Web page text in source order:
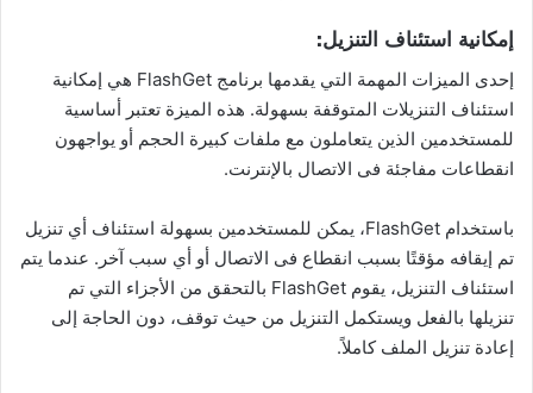
إمكانية استئناف التنزيل:
إحدى الميزات المهمة التي يقدمها برنامج FlashGet هي إمكانية
استئناف التنزيلات المتوقفة بسهولة. هذه الميزة تعتبر أساسية
للمستخدمين الذين يتعاملون مع ملفات كبيرة الحجم أو يواجهون
انقطاعات مفاجئة فى الاتصال بالإنترنت.
باستخدام FlashGet، يمكن للمستخدمين بسهولة استئناف أي تنزيل
تم إيقافه مؤقتًا بسبب انقطاع فى الاتصال أو أي سبب آخر. عندما يتم
استئناف التنزيل، يقوم FlashGet بالتحقق من الأجزاء التي تم
تنزيلها بالفعل ويستكمل التنزيل من حيث توقف، دون الحاجة إلى
إعادة تنزيل الملف كاملاً.